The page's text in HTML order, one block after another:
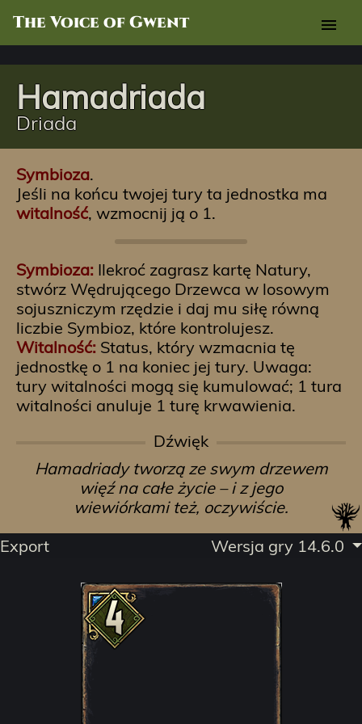
The Voice of Gwent menu
Hamadriada
Driada
Symbioza.
Jeśli na końcu twojej tury ta jednostka ma
witalność, wzmocnij ją o 1.
Symbioza: Ilekroć zagrasz kartę Natury,
stwórz Wędrującego Drzewca w losowym
sojuszniczym rzędzie i daj mu siłę równą
liczbie Symbioz, które kontrolujesz.
Witalność: Status, który wzmacnia tę
jednostkę o 1 na koniec jej tury. Uwaga:
tury witalności mogą się kumulować; 1 tura
witalności anuluje 1 turę krwawienia.
Dźwięk
Hamadriady tworzą ze swym drzewem
więź na całe życie – i z jego
wiewiórkami też, oczywiście.
Export
Wersja gry 14.6.0